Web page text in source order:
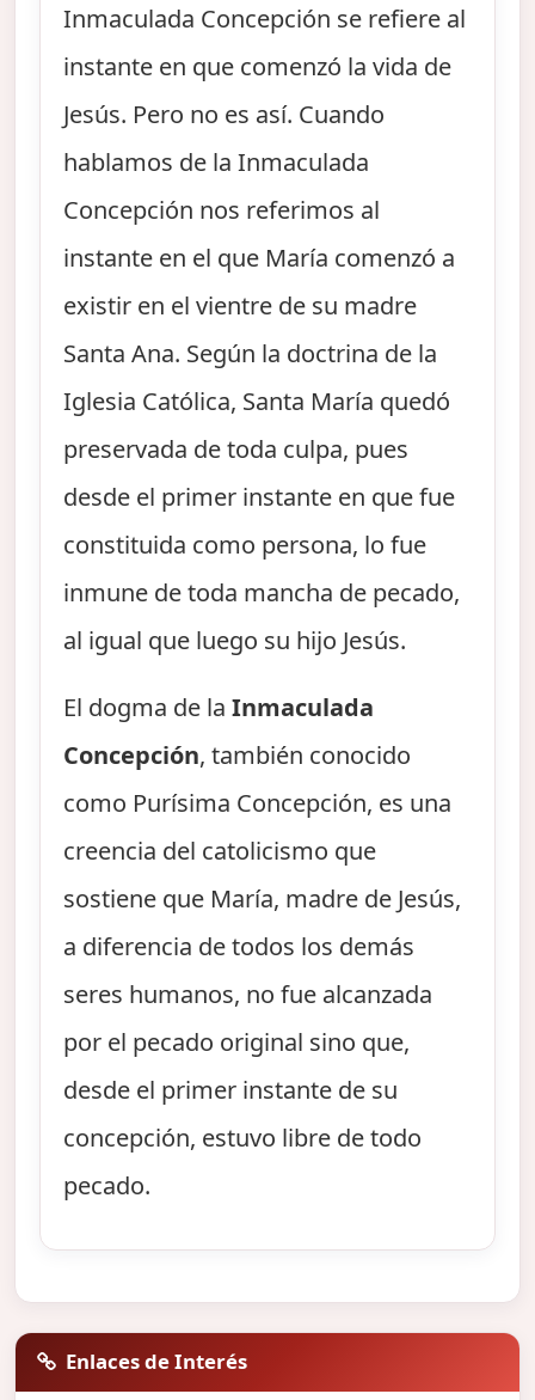
Inmaculada Concepción se refiere al
instante en que comenzó la vida de
Jesús. Pero no es así. Cuando
hablamos de la Inmaculada
Concepción nos referimos al
instante en el que María comenzó a
existir en el vientre de su madre
Santa Ana. Según la doctrina de la
Iglesia Católica, Santa María quedó
preservada de toda culpa, pues
desde el primer instante en que fue
constituida como persona, lo fue
inmune de toda mancha de pecado,
al igual que luego su hijo Jesús.
El dogma de laInmaculada
Concepción, también conocido
como Purísima Concepción, es una
creencia del catolicismo que
sostiene que María, madre de Jesús,
a diferencia de todos los demás
seres humanos, no fue alcanzada
por el pecado original sino que,
desde el primer instante de su
concepción, estuvo libre de todo
pecado.
Enlaces de Interés